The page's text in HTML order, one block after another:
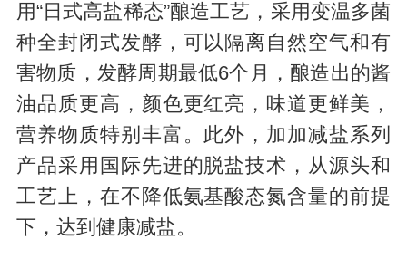
用“日式高盐稀态”酿造工艺，采用变温多菌
种全封闭式发酵，可以隔离自然空气和有
害物质，发酵周期最低6个月，酿造出的酱
油品质更高，颜色更红亮，味道更鲜美，
营养物质特别丰富。此外，加加减盐系列
产品采用国际先进的脱盐技术，从源头和
工艺上，在不降低氨基酸态氮含量的前提
下，达到健康减盐。